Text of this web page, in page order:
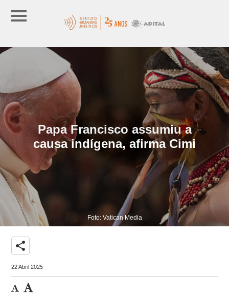
Papa Francisco assumiu a
causa indígena, afirma Cimi
Foto: Vatican Media
share
22 Abril 2025